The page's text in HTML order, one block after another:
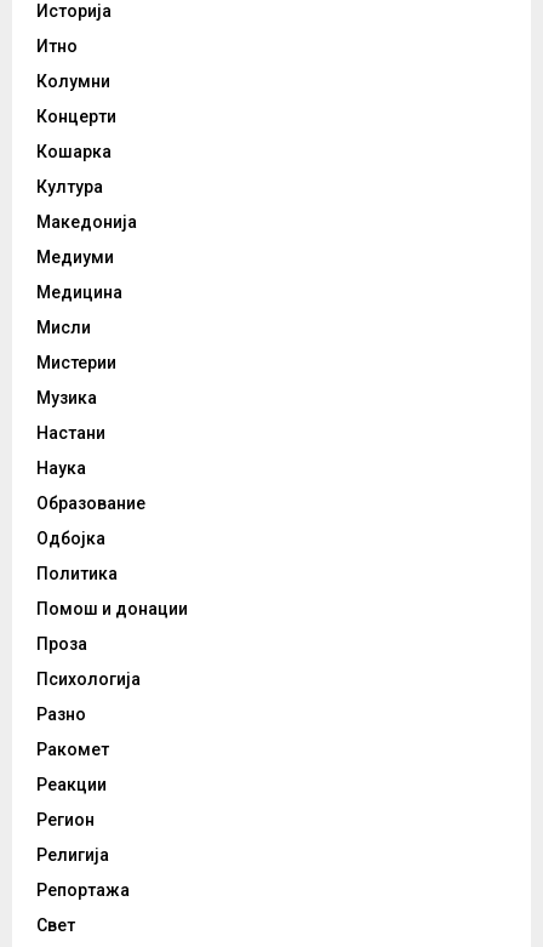
Историја
Итно
Колумни
Концерти
Кошарка
Култура
Македонија
Медиуми
Медицина
Мисли
Мистерии
Музика
Настани
Наука
Образование
Одбојка
Политика
Помош и донации
Проза
Психологија
Разно
Ракомет
Реакции
Регион
Религија
Репортажа
Свет